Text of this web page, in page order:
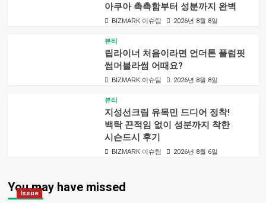
아쿠아 촉촉함부터 성분까지 완벽
BIZMARK 이슈팀 2026년 8월 8일
뷰티
립라이너 처음이라면 언더톤 플럼핏
썸머블라썸 어때요?
BIZMARK 이슈팀 2026년 8월 8일
뷰티
지성선크림 유목민 드디어 정착!
백탁 끈적임 없이 성분까지 착한
시슨드시 후기
BIZMARK 이슈팀 2026년 8월 6일
You may have missed
Issue